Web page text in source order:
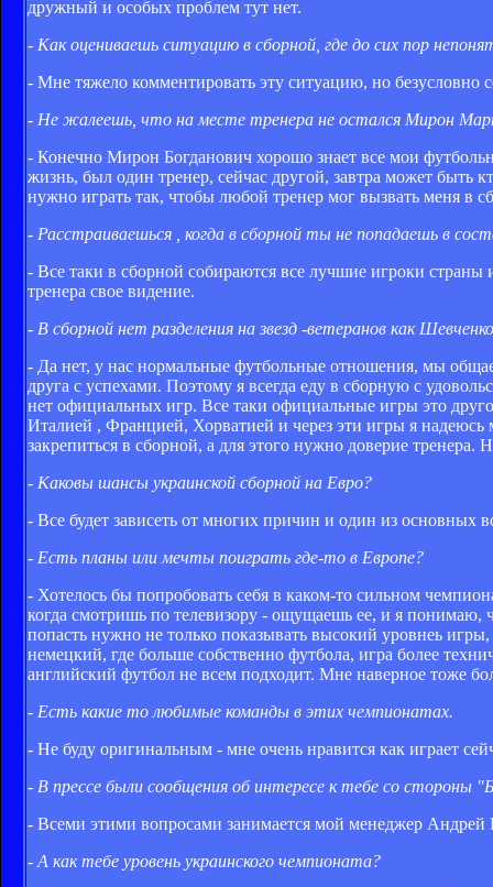
дружный и особых проблем тут нет.
- Как оцениваешь ситуацию в сборной, где до сих пор
- Мне тяжело комментировать эту ситуацию, но безусловно
- Не жалеешь, что на месте тренера не остался Мирон
- Конечно Мирон Богданович хорошо знает все мои
жизнь, был один тренер, сейчас другой, завтра может быть
нужно играть так, чтобы любой тренер мог вызвать меня в
- Расстраиваешься , когда в сборной ты не попадаешь в
- Все таки в сборной собираются все лучшие игроки
тренера свое видение.
- В сборной нет разделения на звезд -ветеранов как
- Да нет, у нас нормальные футбольные отношения, мы
друга с успехами. Поэтому я всегда еду в сборную с
нет официальных игр. Все таки официальные игры это
Италией , Францией, Хорватией и через эти игры я
закрепиться в сборной, а для этого нужно доверие
- Каковы шансы украинской сборной на Евро?
- Все будет зависеть от многих причин и один из основных
- Есть планы или мечты поиграть где-то в Европе?
- Хотелось бы попробовать себя в каком-то сильном
когда смотришь по телевизору - ощущаешь ее, и я понимаю,
попасть нужно не только показывать высокий уровнеь
немецкий, где больше собственно футбола, игра более
английский футбол не всем подходит. Мне наверное тоже
- Есть какие то любимые команды в этих чемпионатах.
- Не буду оригинальным - мне очень нравится как играет
- В прессе были сообщения об интересе к тебе со стороны
- Всеми этими вопросами занимается мой менеджер Андрей
- А как тебе уровень украинского чемпионата?